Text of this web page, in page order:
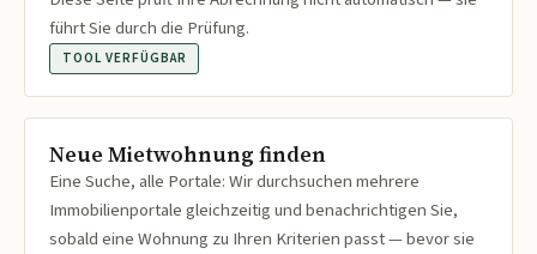
führt Sie durch die Prüfung.
TOOL VERFÜGBAR
Neue Mietwohnung finden
Eine Suche, alle Portale: Wir durchsuchen mehrere
Immobilienportale gleichzeitig und benachrichtigen Sie,
sobald eine Wohnung zu Ihren Kriterien passt — bevor sie